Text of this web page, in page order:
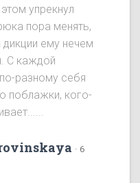
упрекнул
пора менять,
ему нечем
С каждой
разному себя
поблажки, кого-
· 6